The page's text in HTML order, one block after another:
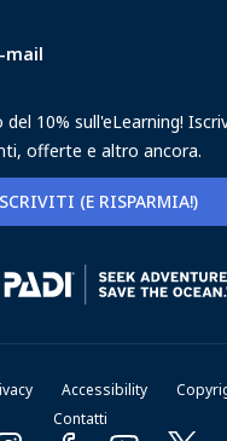
mail
10% sull'eLearning!
offerte e altro ancora.
(E RISPARMIA!)
Accessibility
Contatti